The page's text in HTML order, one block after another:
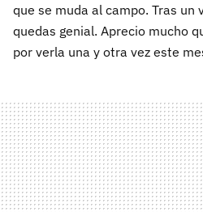
que se muda al campo. Tras un
quedas genial. Aprecio mucho
por verla una y otra vez este